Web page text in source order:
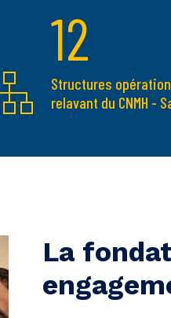
12
Structures
relavant du CNMH -
La